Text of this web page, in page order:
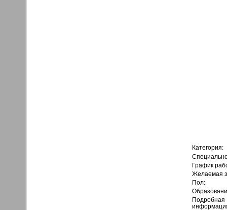
Категория:
График
Желаемая
Пол:
Подробная